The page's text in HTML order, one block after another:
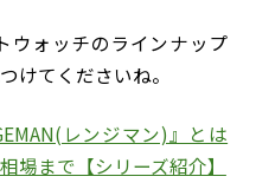
ウォッチのラインナップ
けてくださいね。
レンジマン)』とは
場まで【シリーズ紹介】